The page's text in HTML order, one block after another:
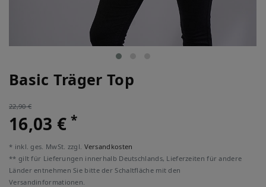
Basic Träger Top
22,90 €
16,03 €*
* inkl. ges. MwSt. zzgl. Versandkosten
** gilt für Lieferungen innerhalb Deutschlands, Lieferzeiten für andere
Länder entnehmen Sie bitte der Schaltfläche mit den
Versandinformationen.